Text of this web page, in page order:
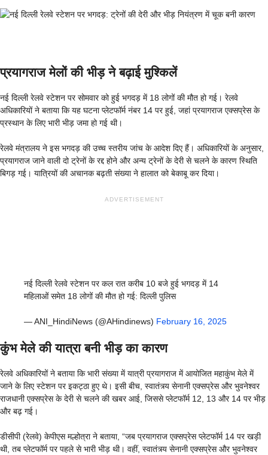
प्रयागराज मेलों की भीड़ ने बढ़ाई मुश्किलें
नई दिल्ली रेलवे स्टेशन पर सोमवार को हुई भगदड़ में 18 लोगों की मौत हो गई। रेलवे
अधिकारियों ने बताया कि यह घटना प्लेटफॉर्म नंबर 14 पर हुई, जहां प्रयागराज एक्सप्रेस के
प्रस्थान के लिए भारी भीड़ जमा हो गई थी।
रेलवे मंत्रालय ने इस भगदड़ की उच्च स्तरीय जांच के आदेश दिए हैं। अधिकारियों के अनुसार,
प्रयागराज जाने वाली दो ट्रेनों के रद्द होने और अन्य ट्रेनों के देरी से चलने के कारण स्थिति
बिगड़ गई। यात्रियों की अचानक बढ़ती संख्या ने हालात को बेकाबू कर दिया।
ADVERTISEMENT
नई दिल्ली रेलवे स्टेशन पर कल रात करीब 10 बजे हुई भगदड़ में 14
महिलाओं समेत 18 लोगों की मौत हो गई: दिल्ली पुलिस
— ANI_HindiNews (@AHindinews) February 16, 2025
कुंभ मेले की यात्रा बनी भीड़ का कारण
रेलवे अधिकारियों ने बताया कि भारी संख्या में यात्री प्रयागराज में आयोजित महाकुंभ मेले में
जाने के लिए स्टेशन पर इकट्ठा हुए थे। इसी बीच, स्वातंत्र्य सेनानी एक्सप्रेस और भुवनेश्वर
राजधानी एक्सप्रेस के देरी से चलने की खबर आई, जिससे प्लेटफॉर्म 12, 13 और 14 पर भीड़
और बढ़ गई।
डीसीपी (रेलवे) केपीएस मल्होत्रा ने बताया, “जब प्रयागराज एक्सप्रेस प्लेटफॉर्म 14 पर खड़ी
थी, तब प्लेटफॉर्म पर पहले से भारी भीड़ थी। वहीं, स्वातंत्र्य सेनानी एक्सप्रेस और भुवनेश्वर